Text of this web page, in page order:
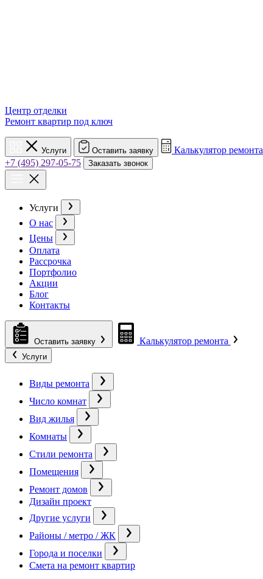
Центр отделки
Ремонт квартир под ключ
Услуги Оставить заявку
Калькулятор ремонта
+7 (495) 297-05-75
Заказать звонок
Услуги
О нас
Цены
Оплата
Рассрочка
Портфолио
Акции
Блог
Контакты
Оставить заявку Калькулятор ремонта
Услуги
Виды ремонта
Число комнат
Вид жилья
Комнаты
Стили ремонта
Помещения
Ремонт домов
Дизайн проект
Другие услуги
Районы / метро / ЖК
Города и поселки
Смета на ремонт квартир